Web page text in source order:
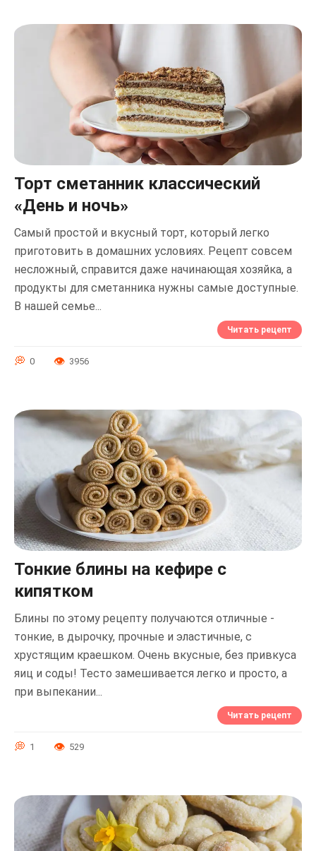
Торт сметанник классический
«День и ночь»
Самый простой и вкусный торт, который легко
приготовить в домашних условиях. Рецепт совсем
несложный, справится даже начинающая хозяйка, а
продукты для сметанника нужны самые доступные.
В нашей семье...
Читать рецепт
0 3956
Тонкие блины на кефире с
кипятком
Блины по этому рецепту получаются отличные -
тонкие, в дырочку, прочные и эластичные, с
хрустящим краешком. Очень вкусные, без привкуса
яиц и соды! Тесто замешивается легко и просто, а
при выпекании...
Читать рецепт
1 529